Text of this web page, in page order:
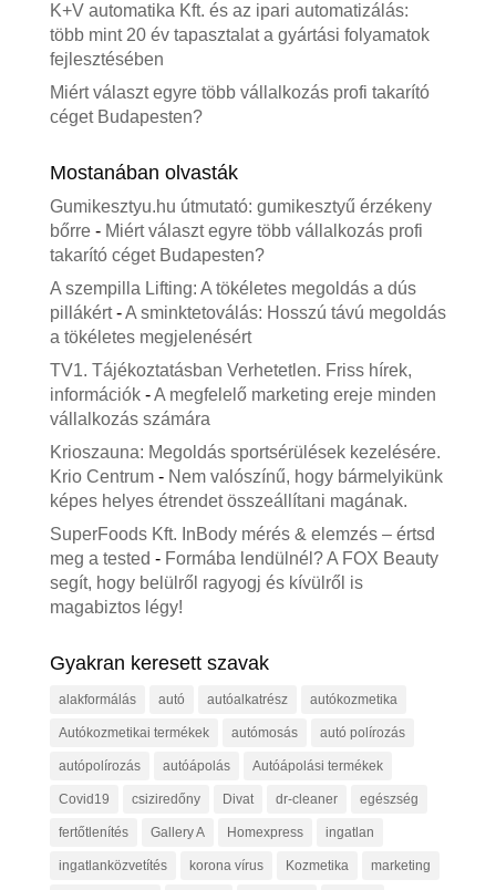
K+V automatika Kft. és az ipari automatizálás:
több mint 20 év tapasztalat a gyártási folyamatok
fejlesztésében
Miért választ egyre több vállalkozás profi takarító
céget Budapesten?
Mostanában olvasták
Gumikesztyu.hu útmutató: gumikesztyű érzékeny
bőrre- Miért választ egyre több vállalkozás profi
takarító céget Budapesten?
A szempilla Lifting: A tökéletes megoldás a dús
pillákért-A sminktetoválás: Hosszú távú megoldás
a tökéletes megjelenésért
TV1. Tájékoztatásban Verhetetlen. Friss hírek,
információk-A megfelelő marketing ereje minden
vállalkozás számára
Krioszauna: Megoldás sportsérülések kezelésére.
Krio Centrum- Nem valószínű, hogy bármelyikünk
képes helyes étrendet összeállítani magának.
SuperFoods Kft. InBody mérés & elemzés – értsd
meg a tested - Formába lendülnél? A FOX Beauty
segít, hogy belülről ragyogj és kívülről is
magabiztos légy!
Gyakran keresett szavak
alakformálás autó autóalkatrész autókozmetika
Autókozmetikai termékek autómosás autó polírozás
autópolírozás autóápolás Autóápolási termékek
Covid19 csiziredőny Divat dr-cleaner egészség
fertőtlenítés Gallery A Homexpress ingatlan
ingatlanközvetítés korona vírus Kozmetika marketing